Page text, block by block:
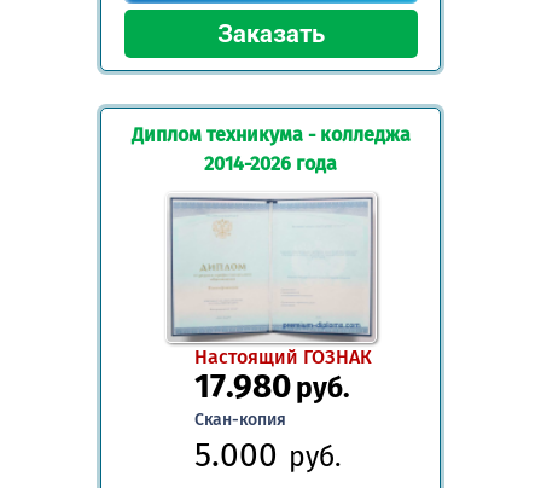
Диплом техникума - колледжа
2014-2026 года
Настоящий ГОЗНАК
17.980руб.
Скан-копия
5.000 руб.